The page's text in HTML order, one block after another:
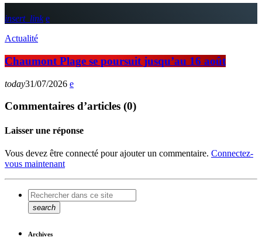
insert_link
Actualité
Chaumont Plage se poursuit jusqu’au 16 août
today31/07/2026
Commentaires d’articles (0)
Laisser une réponse
Vous devez être connecté pour ajouter un commentaire. Connectez-
vous maintenant
search
Archives